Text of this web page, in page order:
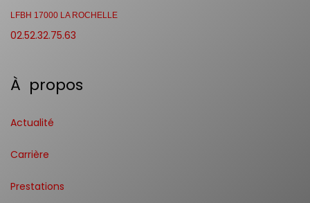
LFBH 17000 LA ROCHELLE
02.52.32.75.63
À propos
Actualité
Carrière
Prestations